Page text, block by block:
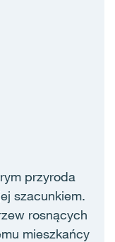
przyroda
szacunkiem.
rosnących
mieszkańcy